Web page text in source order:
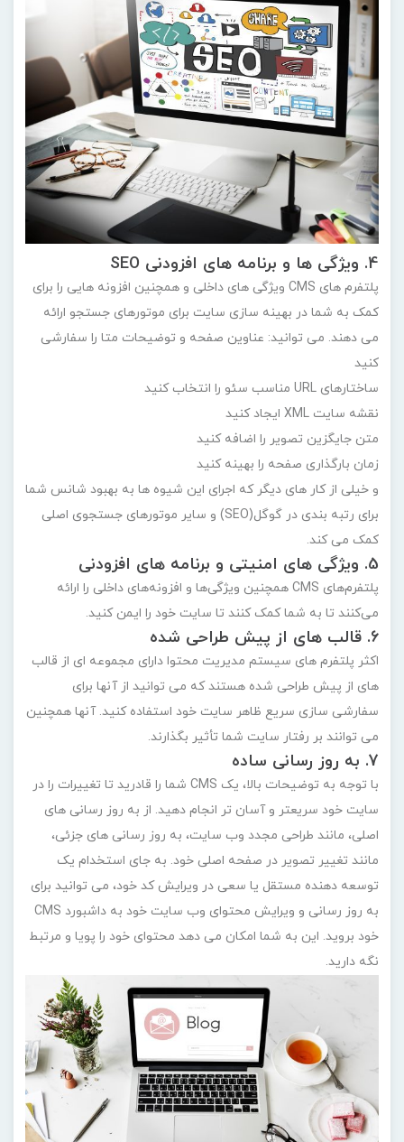
4. ویژگی ها و برنامه های افزودنی SEO
پلتفرم های CMS ویژگی های داخلی و همچنین افزونه هایی را برای
کمک به شما در بهینه سازی سایت برای موتورهای جستجو ارائه
می دهند. می توانید: عناوین صفحه و توضیحات متا را سفارشی
کنید
ساختارهای URL مناسب سئو را انتخاب کنید
نقشه سایت XML ایجاد کنید
متن جایگزین تصویر را اضافه کنید
زمان بارگذاری صفحه را بهینه کنید
و خیلی از کار های دیگر که اجرای این شیوه ها به بهبود شانس شما
برای رتبه بندی در گوگل(SEO) و سایر موتورهای جستجوی اصلی
کمک می کند.
5. ویژگی های امنیتی و برنامه های افزودنی
پلتفرم‌های CMS همچنین ویژگی‌ها و افزونه‌های داخلی را ارائه
می‌کنند تا به شما کمک کنند تا سایت خود را ایمن کنید.
6. قالب های از پیش طراحی شده
اکثر پلتفرم های سیستم مدیریت محتوا دارای مجموعه ای از قالب
های از پیش طراحی شده هستند که می توانید از آنها برای
سفارشی سازی سریع ظاهر سایت خود استفاده کنید. آنها همچنین
می توانند بر رفتار سایت شما تأثیر بگذارند.
7. به روز رسانی ساده
با توجه به توضیحات بالا، یک CMS شما را قادرید تا تغییرات را در
سایت خود سریعتر و آسان تر انجام دهید. از به روز رسانی های
اصلی، مانند طراحی مجدد وب سایت، به روز رسانی های جزئی،
مانند تغییر تصویر در صفحه اصلی خود. به جای استخدام یک
توسعه دهنده مستقل یا سعی در ویرایش کد خود، می توانید برای
به روز رسانی و ویرایش محتوای وب سایت خود به داشبورد CMS
خود بروید. این به شما امکان می دهد محتوای خود را پویا و مرتبط
نگه دارید.